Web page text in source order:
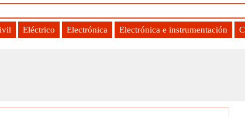
Eléctrico Electrónica Electrónica e instrumentación